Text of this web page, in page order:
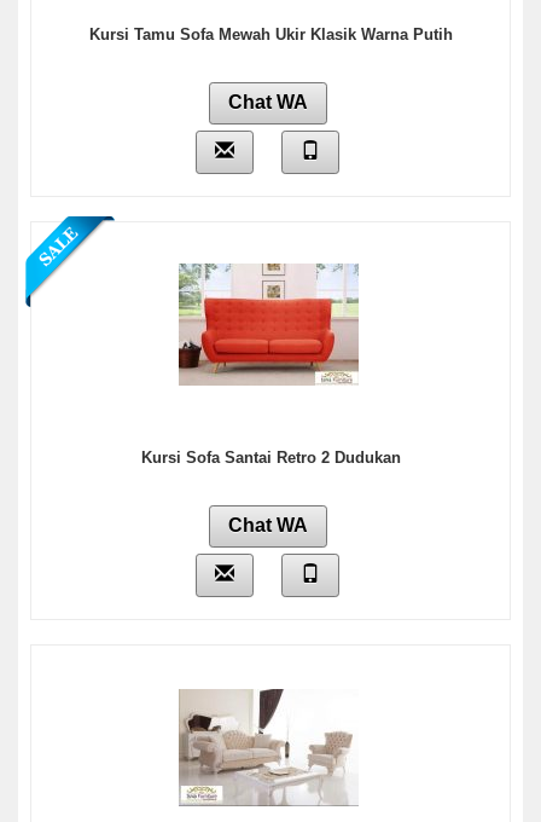
Kursi Tamu Sofa Mewah Ukir Klasik Warna Putih
Chat WA
Kursi Sofa Santai Retro 2 Dudukan
Chat WA